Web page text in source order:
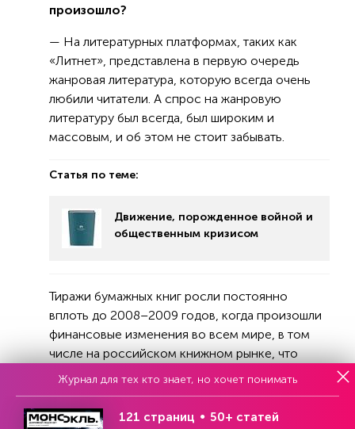
произошло?
— На литературных платформах, таких как
«Литнет», представлена в первую очередь
жанровая литература, которую всегда очень
любили читатели. А спрос на жанровую
литературу был всегда, был широким и
массовым, и об этом не стоит забывать.
Статья по теме:
Движение, порожденное войной и
общественным кризисом
Тиражи бумажных книг росли постоянно
вплоть до 2008–2009 годов, когда произошли
финансовые изменения во всем мире, в том
числе на российском книжном рынке, что
привело к серьезному повышению цен на нем
для широкого круга читателей. В этот момент
Журнал для тех кто знает, но хочет понимать
121 страниц 50+ статей